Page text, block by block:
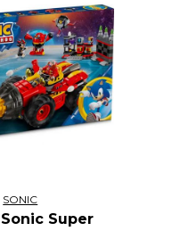
SONIC
Super